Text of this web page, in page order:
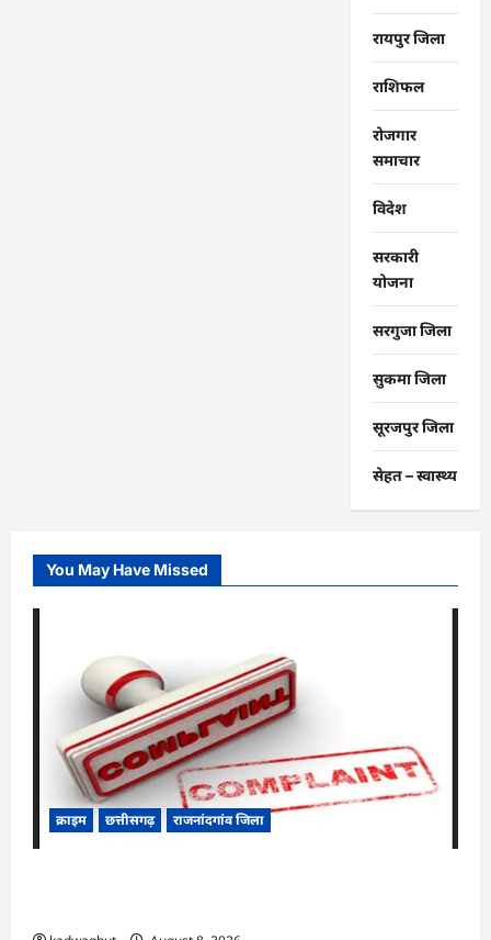
रायपुर जिला
राशिफल
रोजगार
समाचार
विदेश
सरकारी
योजना
सरगुजा जिला
सुकमा जिला
सूरजपुर जिला
सेहत – स्‍वास्‍थ्‍य
You May Have Missed
क्राइम छत्तीसगढ़ राजनांदगांव जिला